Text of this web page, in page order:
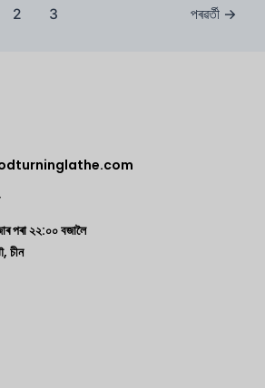
2 3 পৰৱৰ্তী →
পৰা ২২:০০ বজালৈ
চীন